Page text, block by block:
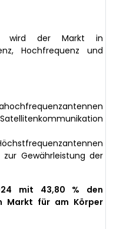
wird der Markt in
Hochfrequenz und
Gewährleistung der
mit 43,80 % den
Markt für am Körper